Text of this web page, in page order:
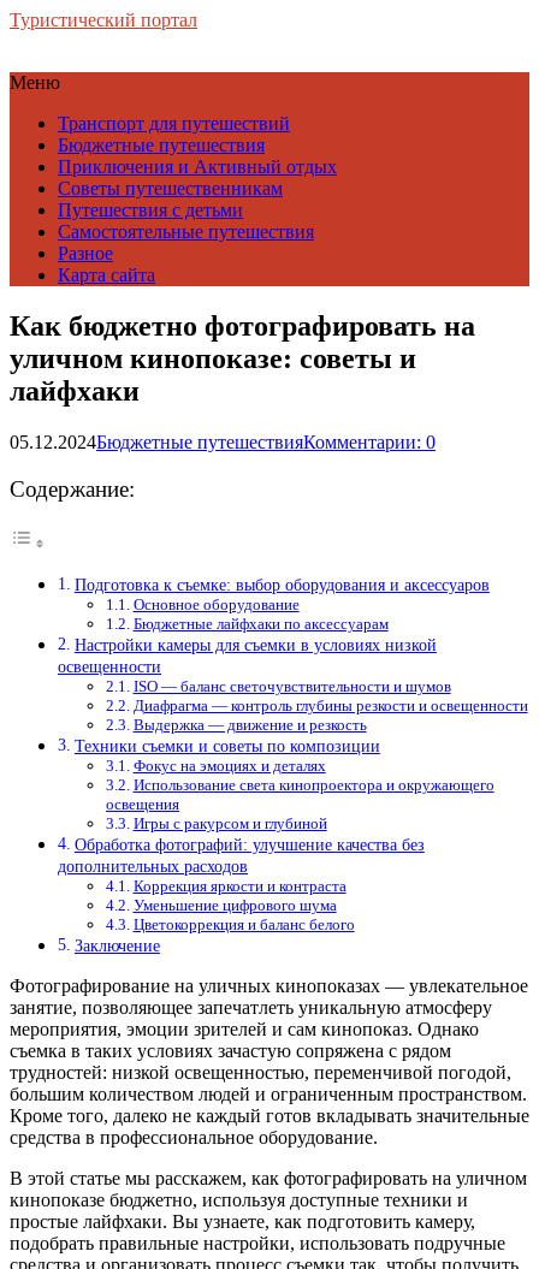
Туристический портал
Меню
Транспорт для путешествий
Бюджетные путешествия
Приключения и Активный отдых
Советы путешественникам
Путешествия с детьми
Самостоятельные путешествия
Разное
Карта сайта
Как бюджетно фотографировать на
уличном кинопоказе: советы и
лайфхаки
05.12.2024Бюджетные путешествияКомментарии: 0
Содержание:
Подготовка к съемке: выбор оборудования и аксессуаров
Основное оборудование
Бюджетные лайфхаки по аксессуарам
Настройки камеры для съемки в условиях низкой
освещенности
ISO — баланс светочувствительности и шумов
Диафрагма — контроль глубины резкости и освещенности
Выдержка — движение и резкость
Техники съемки и советы по композиции
Фокус на эмоциях и деталях
Использование света кинопроектора и окружающего
освещения
Игры с ракурсом и глубиной
Обработка фотографий: улучшение качества без
дополнительных расходов
Коррекция яркости и контраста
Уменьшение цифрового шума
Цветокоррекция и баланс белого
Заключение
Фотографирование на уличных кинопоказах — увлекательное
занятие, позволяющее запечатлеть уникальную атмосферу
мероприятия, эмоции зрителей и сам кинопоказ. Однако
съемка в таких условиях зачастую сопряжена с рядом
трудностей: низкой освещенностью, переменчивой погодой,
большим количеством людей и ограниченным пространством.
Кроме того, далеко не каждый готов вкладывать значительные
средства в профессиональное оборудование.
В этой статье мы расскажем, как фотографировать на уличном
кинопоказе бюджетно, используя доступные техники и
простые лайфхаки. Вы узнаете, как подготовить камеру,
подобрать правильные настройки, использовать подручные